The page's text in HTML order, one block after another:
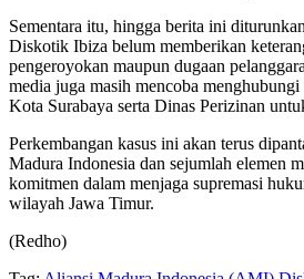
Sementara itu, hingga berita ini
Diskotik Ibiza belum memberikan
pengeroyokan maupun dugaan
media juga masih mencoba
Kota Surabaya serta Dinas Perizinan
Perkembangan kasus ini akan terus
Madura Indonesia dan sejumlah elemen
komitmen dalam menjaga supremasi
wilayah Jawa Timur.
(Redho)